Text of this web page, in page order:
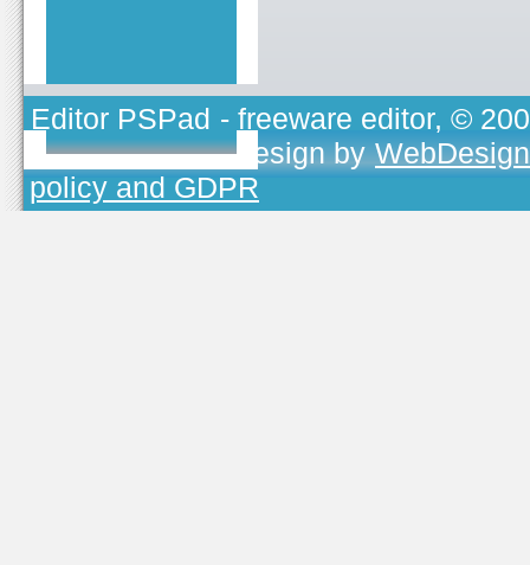
Editor PSPad - freeware editor, ©
TOJEONO.CZ, design by
policy and GDPR